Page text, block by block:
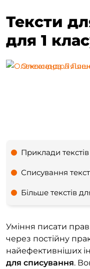
Тексти
для 1
Олександра
Приклади
Списування
Більше текстів
Уміння писати
через постійну
найефективніших
для списування.